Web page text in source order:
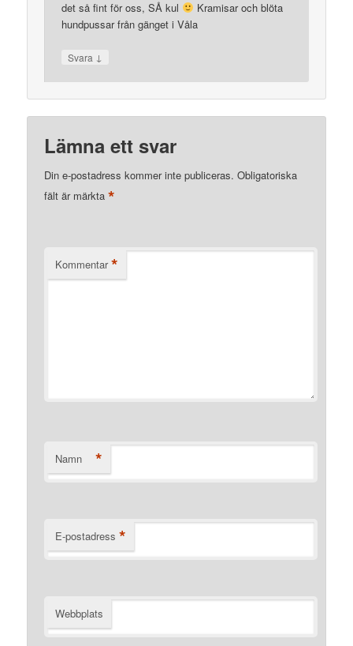
det så fint för oss, SÅ kul
Kramisar och blöta
hundpussar från gänget i Våla
Svara ↓
Lämna ett svar
Din e-postadress kommer inte publiceras. Obligatoriska
fält är märkta*
Kommentar *
Namn *
E-postadress *
Webbplats